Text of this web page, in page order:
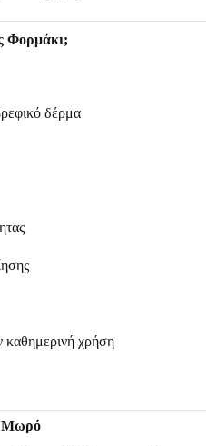
Φορμάκι;
δέρμα
καθημερινή χρήση
Μωρό